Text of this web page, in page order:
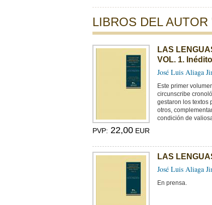
LIBROS DEL
LAS
VOL. 1.
José Luis Aliaga
Este primer
circunscribe
gestaron los textos
otros,
condición de
PVP: 22,00 EUR
LAS
José Luis Aliaga
En prensa.